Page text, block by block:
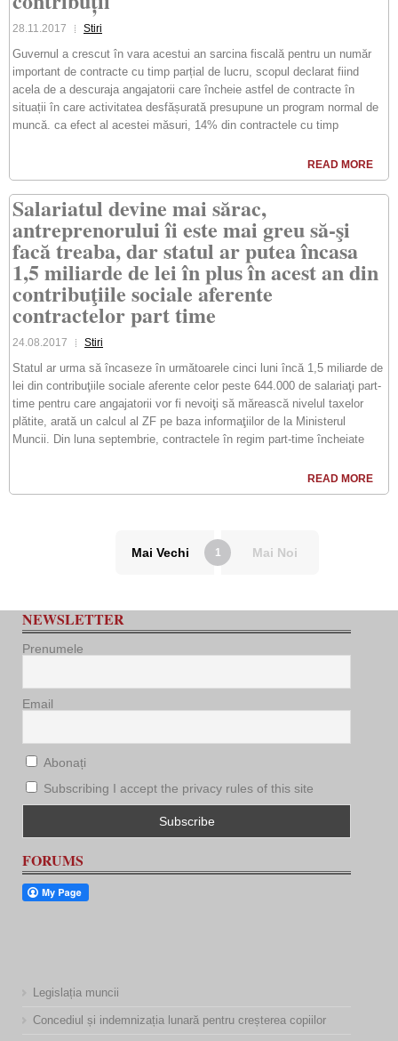
28.11.2017 Stiri
Guvernul a crescut în vara acestui an sarcina fiscală pentru un număr
important de contracte cu timp parțial de lucru, scopul declarat fiind
acela de a descuraja angajatorii care încheie astfel de contracte în
situații în care activitatea desfășurată presupune un program normal de
muncă. ca efect al acestei măsuri, 14% din contractele cu timp
READ MORE
Salariatul devine mai sărac,
antreprenorului îi este mai greu să-şi
facă treaba, dar statul ar putea încasa
1,5 miliarde de lei în plus în acest an din
contribuţiile sociale aferente
contractelor part time
24.08.2017 Stiri
Statul ar urma să încaseze în următoarele cinci luni încă 1,5 mi­liarde de
lei din contribuţiile sociale aferente celor peste 644.000 de salariaţi part-
time pentru care angajatorii vor fi nevoiţi să mărească nivelul taxelor
plătite, arată un calcul al ZF pe baza informaţiilor de la Ministerul
Muncii. Din luna septembrie, contractele în regim part-time încheiate
READ MORE
Mai Vechi 1 Mai Noi
NEWSLETTER
Prenumele
Email
Abonați
Subscribing I accept the privacy rules of this site
FORUMS
Legislația muncii
Concediul și indemnizația lunară pentru creșterea copiilor